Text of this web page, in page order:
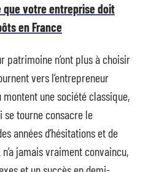
que votre entreprise doit
en France
patrimoine n’ont plus à choisir
vers l’entrepreneur
une société classique,
se tourne consacre le
années d’hésitations et de
jamais vraiment convaincu,